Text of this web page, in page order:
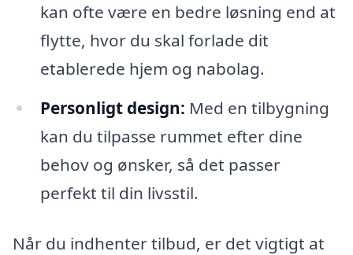
kan ofte være en bedre løsning end at
flytte, hvor du skal forlade dit
etablerede hjem og nabolag.
Personligt design: Med en tilbygning
kan du tilpasse rummet efter dine
behov og ønsker, så det passer
perfekt til din livsstil.
Når du indhenter tilbud, er det vigtigt at